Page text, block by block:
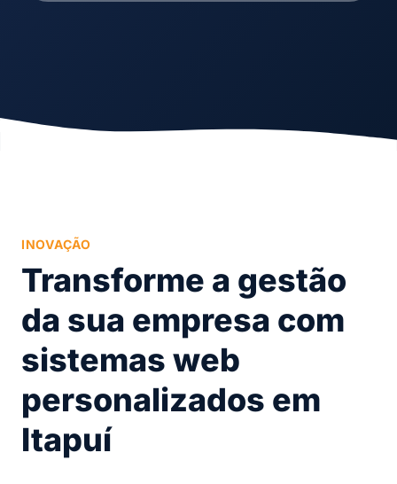
INOVAÇÃO
Transforme a gestão
da sua empresa com
sistemas web
personalizados em
Itapuí